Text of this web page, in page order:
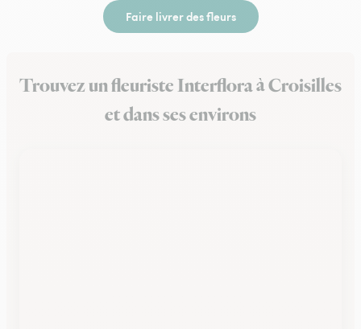
Faire livrer des fleurs
Trouvez un fleuriste Interflora à Croisilles
et dans ses environs